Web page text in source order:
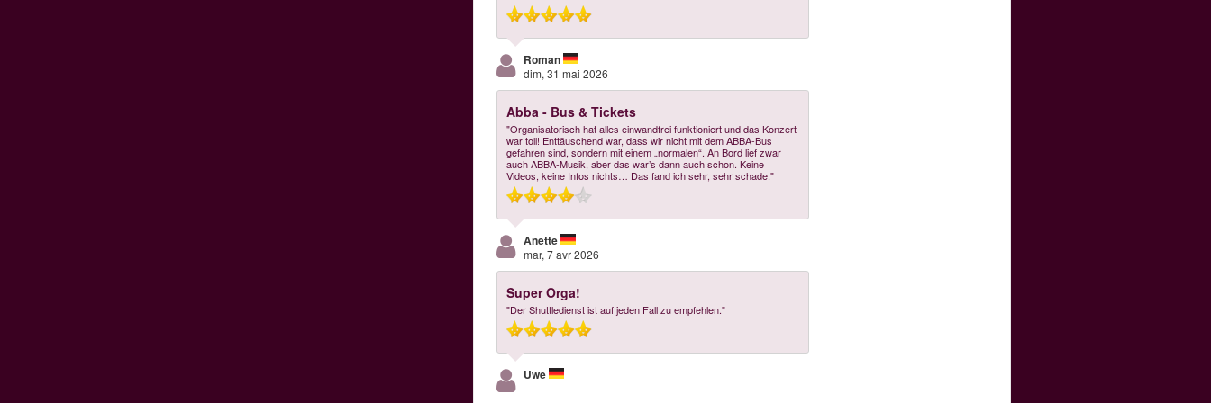
Roman
dim, 31 mai 2026
Abba - Bus & Tickets
"Organisatorisch hat alles einwandfrei funktioniert und das Konzert
war toll! Enttäuschend war, dass wir nicht mit dem ABBA-Bus
gefahren sind, sondern mit einem „normalen“. An Bord lief zwar
auch ABBA-Musik, aber das war’s dann auch schon. Keine
Videos, keine Infos nichts… Das fand ich sehr, sehr schade."
Anette
mar, 7 avr 2026
Super Orga!
"Der Shuttledienst ist auf jeden Fall zu empfehlen."
Uwe